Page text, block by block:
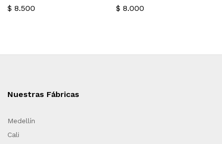
$ 8.500 $ 8.000
Nuestras Fábricas
Medellín
Cali